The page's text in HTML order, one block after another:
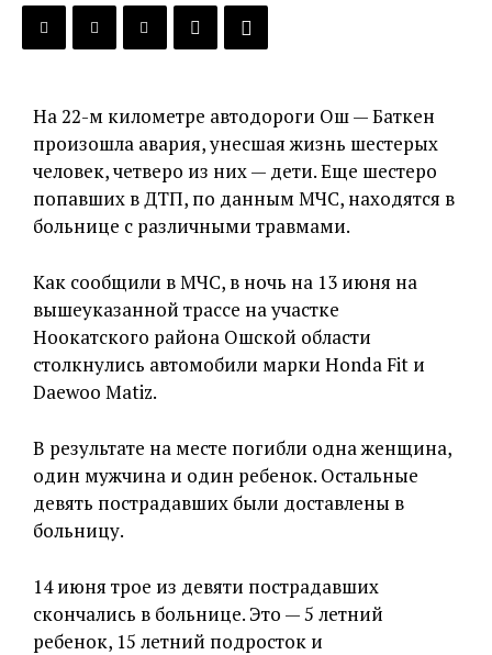
На 22-м километре автодороги Ош — Баткен
произошла авария, унесшая жизнь шестерых
человек, четверо из них — дети. Еще шестеро
попавших в ДТП, по данным МЧС, находятся в
больнице с различными травмами.
Как сообщили в МЧС, в ночь на 13 июня на
вышеуказанной трассе на участке
Ноокатского района Ошской области
столкнулись автомобили марки Honda Fit и
Daewoo Matiz.
В результате на месте погибли одна женщина,
один мужчина и один ребенок. Остальные
девять пострадавших были доставлены в
больницу.
14 июня трое из девяти пострадавших
скончались в больнице. Это — 5 летний
ребенок, 15 летний подросток и